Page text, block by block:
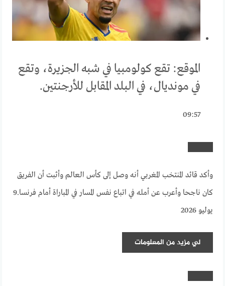
الموقع: تقع كولومبيا في شبه الجزيرة، وتقع
في مونديال، في البلد المقابل للأرجنتين.
09:57
وأكد قائد المنتخب المغربي أنه وصل إلى كأس العالم وأثبت أن الفريق
كان ناجحا وأعرب عن أمله في اتباع نفس المسار في المباراة أمام فرنسا.9
يوليو 2026
ليمزيد من المعلومات